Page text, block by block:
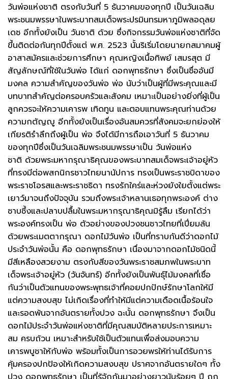
วันพ่อแห่งชาติ ตรงกับวันที่ 5 ธันวาคมของทุกปี เป็นวันเฉลิม
พระชนมพรรษาในพระบาทสมเด็จพระปรมินทรมหาภูมิพลอดุลย
เดช อีกทั้งยังเป็น วันชาติ ด้วย ซึ่งกิจกรรมวันพ่อแห่งชาติที่จัด
ขึ้นติดต่อกันทุกปีตั้งแต่ พ.ศ. 2523 นั้นริเริ่มโดยนายกสมาคมผู้
อาสาสมัครและช่วยการศึกษา คุณหญิงเนื้อทิพย์ เสมรสุต มี
สัญลักษณ์ที่ใช้ในวันพ่อ ได้แก่ ดอกพุทธรักษา ซึ่งเป็นชื่ออันมี
มงคล ความสำคัญของวันพ่อ พ่อ นับว่าเป็นผู้ที่มีพระคุณและมี
บทบาทสำคัญต่อครอบครัวและสังคม เหมาะเป็นอย่างยิ่งที่ผู้เป็น
ลูกควรจะให้ความเคารพ เทิดทูน และตอบแทนพระคุณท่านด้วย
ความกตัญญู อีกทั้งยังเป็นเรื่องอันสมควรที่สังคมจะยกย่องให้
เกียรติรำลึกถึงผู้เป็น พ่อ จึงได้มีการถือเอาวันที่ 5 ธันวาคม
ของทุกปีซึ่งเป็นวันเฉลิมพระชนมพรรษาเป็น วันพ่อแห่ง
ชาติ ด้วยพระมหากรุณาธิคุณของพระบาทสมเด็จพระเจ้าอยู่หัว
ที่ทรงมีต่อพสกนิกรชาวไทยนานัปการ ทรงเป็นพระราชบิดาของ
พระราชโอรสและพระราชธิดา ทรงรักใคร่และห่วงยังใยตั้งแต่พระ
เยาว์มาจนถึงปัจจุบัน รวมถึงพระเจ้าหลานเธอทุกพระองค์ ต่าง
ซาบซึ้งและปลาบปลื้มในพระมหากรุณาธิคุณมิรู้ลืม เรียกได้ว่า
พระองค์ทรงเป็น พ่อ ตัวอย่างของปวงชนชาวไทยที่เปี่ยมล้น
ด้วยพระเมตตากรุณา ดอกไม้วันพ่อ เป็นที่ทราบกันดีว่าดอกไม้
ประจำวันพ่อนั้น คือ ดอกพุทธรักษา เนื่องมาจากดอกไม้ชนิดนี้
มีสีเหลืองสวยงาม ตรงกับสีของวันพระราชสมภพในพระบาท
เด็จพระเจ้าอยู่หัว (วันจันทร์) อีกทั้งยังเป็นพันธุ์ไม้มงคลที่เชื่อ
กันว่าเป็นตัวแทนของพระพุทธเจ้าที่คอยปกปักษ์รักษาโลกให้มี
แต่ความสงบสุข ไม่เกิดเรื่องที่ทำให้มีแต่ความเดือดเนื้อร้อนใจ
และรอดพ้นจากอันตรายทั้งปวง ฉะนั้น ดอกพุทธรักษา จึงเป็น
ดอกไม้ประจำวันพ่อแห่งชาติที่มีคุณสมบัติหลายประการเหมาะ
สม ครบถ้วน เหมาะสำหรับใช้เป็นตัวแทนเพื่อส่งมอบความ
เคารพบูชาให้กับพ่อ พร้อมทั้งเป็นการอวยพรให้ท่านได้รับการ
คุ้มครองปกป้องให้เกิดความสงบสุข ปราศจากอันตรายใดๆ ทั้ง